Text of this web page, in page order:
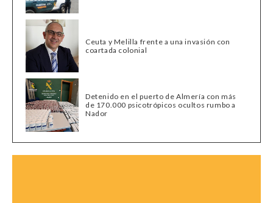
Ceuta y Melilla frente a una invasión con
coartada colonial
Detenido en el puerto de Almería con más
de 170.000 psicotrópicos ocultos rumbo a
Nador